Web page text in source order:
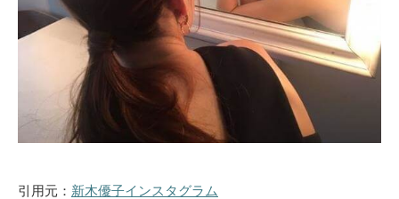
引用元： 新木優子インスタグラム